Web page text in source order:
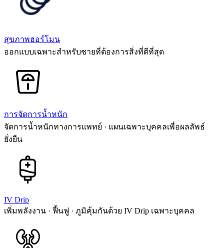
สุขภาพฮอร์โมน
ออกแบบเฉพาะสำหรับชายที่ต้องการสิ่งที่ดีที่สุด
การจัดการน้ำหนัก
จัดการน้ำหนักทางการแพทย์ · แผนเฉพาะบุคคลเพื่อผลลัพธ์
ยั่งยืน
IV Drip
เพิ่มพลังงาน · ฟื้นฟู · ภูมิคุ้มกันด้วย IV Drip เฉพาะบุคคล